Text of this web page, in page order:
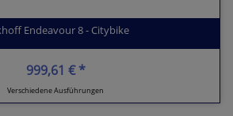
Endeavour 8 - Citybike
999,61 € *
Verschiedene Ausführungen